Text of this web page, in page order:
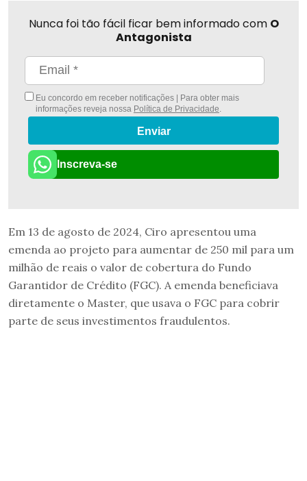
Nunca foi tão fácil ficar bem informado com O
Antagonista
Eu concordo em receber notificações | Para obter mais
informações reveja nossa Política de Privacidade
Enviar
Inscreva-se
Em 13 de agosto de 2024, Ciro apresentou uma
emenda ao projeto para aumentar de 250 mil para um
milhão de reais o valor de cobertura do Fundo
Garantidor de Crédito (FGC). A emenda beneficiava
diretamente o Master, que usava o FGC para cobrir
parte de seus investimentos fraudulentos.